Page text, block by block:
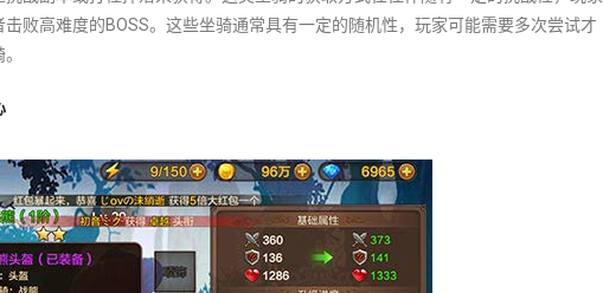
败高难度的BOSS。这些坐骑通常具有一定的随机性，玩家可能需要多次尝试才